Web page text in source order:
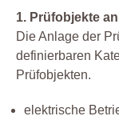
1. Prüfobjekte
Die Anlage der
definierbaren
Prüfobjekten.
elektrische